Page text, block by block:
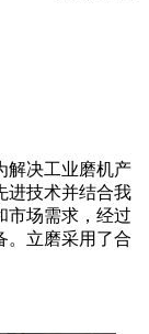
解决工业磨机产
进技术并结合我
市场需求，经过
。立磨采用了合